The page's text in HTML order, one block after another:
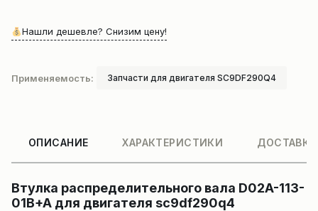
Нашли дешевле? Снизим цену!
Применяемость: Запчасти для двигателя SC9DF290Q4
ОПИСАНИЕ ХАРАКТЕРИСТИКИ
Втулка распределительного вала D02A-113-
01B+A для двигателя sc9df290q4